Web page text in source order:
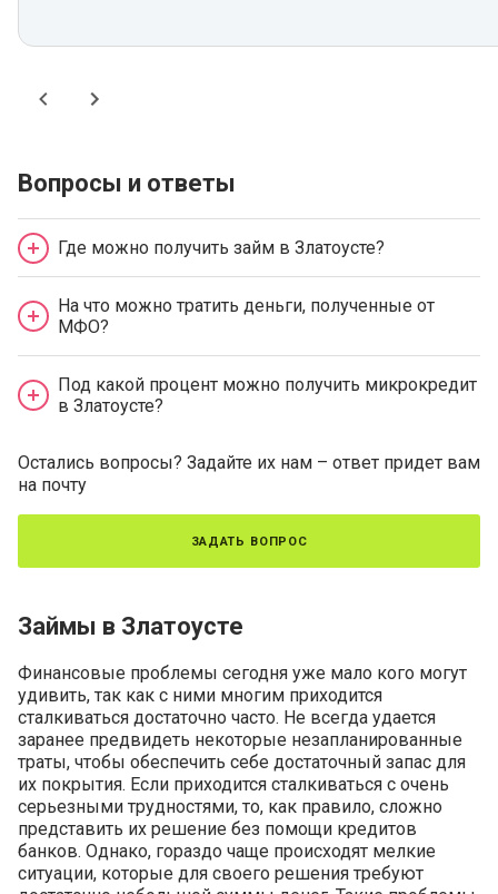
Вопросы и ответы
Где можно получить займ в Златоусте?
На что можно тратить деньги, полученные от
МФО?
Под какой процент можно получить микрокредит
в Златоусте?
Остались вопросы? Задайте их нам – ответ придет вам
на почту
задать вопрос
Займы в Златоусте
Финансовые проблемы сегодня уже мало кого могут
удивить, так как с ними многим приходится
сталкиваться достаточно часто. Не всегда удается
заранее предвидеть некоторые незапланированные
траты, чтобы обеспечить себе достаточный запас для
их покрытия. Если приходится сталкиваться с очень
серьезными трудностями, то, как правило, сложно
представить их решение без помощи кредитов
банков. Однако, гораздо чаще происходят мелкие
ситуации, которые для своего решения требуют